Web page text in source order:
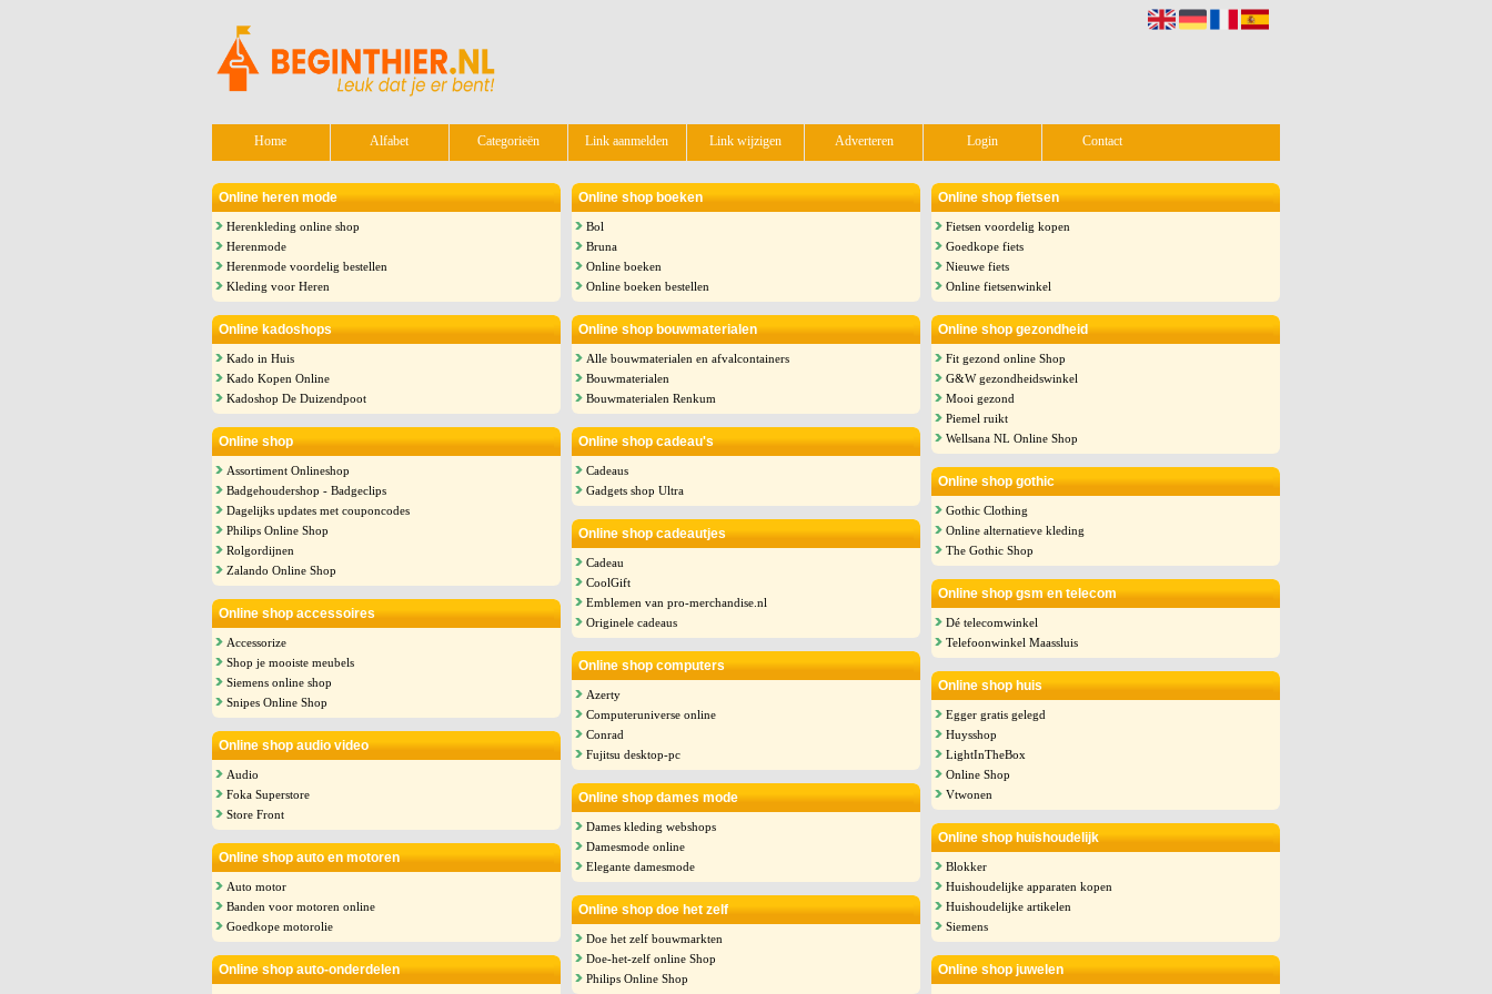
Home Alfabet Categorieën Link aanmelden Link wijzigen Adverteren Login Contact
Online heren mode
Herenkleding online shop
Herenmode
Herenmode voordelig bestellen
Kleding voor Heren
Online kadoshops
Kado in Huis
Kado Kopen Online
Kadoshop De Duizendpoot
Online shop
Assortiment Onlineshop
Badgehoudershop - Badgeclips
Dagelijks updates met couponcodes
Philips Online Shop
Rolgordijnen
Zalando Online Shop
Online shop accessoires
Accessorize
Shop je mooiste meubels
Siemens online shop
Snipes Online Shop
Online shop audio video
Audio
Foka Superstore
Store Front
Online shop auto en motoren
Auto motor
Banden voor motoren online
Goedkope motorolie
Online shop auto-onderdelen
Online shop boeken
Bol
Bruna
Online boeken
Online boeken bestellen
Online shop bouwmaterialen
Alle bouwmaterialen en afvalcontainers
Bouwmaterialen
Bouwmaterialen Renkum
Online shop cadeau's
Cadeaus
Gadgets shop Ultra
Online shop cadeautjes
Cadeau
CoolGift
Emblemen van pro-merchandise.nl
Originele cadeaus
Online shop computers
Azerty
Computeruniverse online
Conrad
Fujitsu desktop-pc
Online shop dames mode
Dames kleding webshops
Damesmode online
Elegante damesmode
Online shop doe het zelf
Doe het zelf bouwmarkten
Doe-het-zelf online Shop
Philips Online Shop
Online shop fietsen
Fietsen voordelig kopen
Goedkope fiets
Nieuwe fiets
Online fietsenwinkel
Online shop gezondheid
Fit gezond online Shop
G&W gezondheidswinkel
Mooi gezond
Piemel ruikt
Wellsana NL Online Shop
Online shop gothic
Gothic Clothing
Online alternatieve kleding
The Gothic Shop
Online shop gsm en telecom
Dé telecomwinkel
Telefoonwinkel Maassluis
Online shop huis
Egger gratis gelegd
Huysshop
LightInTheBox
Online Shop
Vtwonen
Online shop huishoudelijk
Blokker
Huishoudelijke apparaten kopen
Huishoudelijke artikelen
Siemens
Online shop juwelen